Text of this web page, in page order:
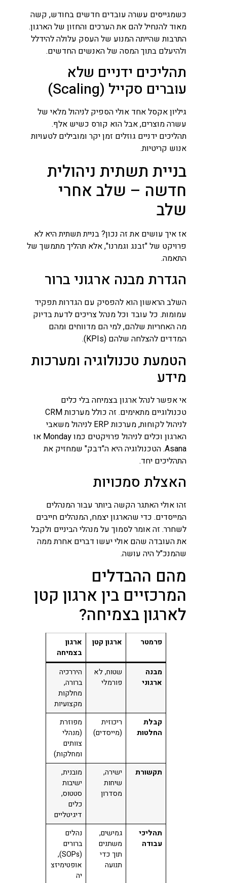
כשמגייסים עשרה עובדים חדשים בחודש, קשה
מאוד להנחיל להם את הערכים והחזון של הארגון.
התרבות שהייתה המנוע של העסק עלולה להידלל
ולהיעלם בתוך המסה של האנשים החדשים.
תהליכים ידניים שלא
עוברים סקייל (Scaling)
גיליון אקסל אחד אולי הספיק לניהול מלאי של
עשרה מוצרים, אבל הוא קורס כשיש אלף.
תהליכים ידניים גוזלים זמן יקר ומובילים לטעויות
אנוש קריטיות.
בניית תשתית ניהולית
חדשה – שלב אחרי
שלב
אז איך עושים את זה נכון? בניית תשתית היא לא
פרויקט של "זבנג וגמרנו", אלא תהליך מתמשך של
התאמה.
הגדרת מבנה ארגוני ברור
השלב הראשון הוא להפסיק עם הגדרות תפקיד
עמומות. כל עובד וכל מנהל צריכים לדעת בדיוק
מה האחריות שלהם, למי הם מדווחים ומהם
המדדים להצלחה שלהם (KPIs).
הטמעת טכנולוגיה ומערכות
מידע
אי אפשר לנהל ארגון בצמיחה בלי כלים
טכנולוגיים מתאימים. זה כולל מערכות CRM
לניהול לקוחות, מערכות ERP לניהול משאבי
הארגון וכלים לניהול פרויקטים כמו Monday או
Asana. הטכנולוגיה היא ה"דבק" שמחזיק את
התהליכים יחד.
האצלת סמכויות
זהו אולי האתגר הקשה ביותר עבור המנהלים
המייסדים. כדי שהארגון יצמח, המנהלים חייבים
לשחרר. זה אומר לסמוך על מנהלי הביניים ולקבל
את העובדה שהם אולי יעשו דברים אחרת ממה
שהמנכ"ל היה עושה.
מהם ההבדלים
המרכזיים בין ארגון קטן
לארגון בצמיחה?
פרמטר ארגון קטן
ארגון
בצמיחה
מבנה
ארגוני
שטוח, לא
פורמלי
היררכיה
ברורה,
מחלקות
מקצועיות
קבלת
החלטות
ריכוזית
(מייסדים)
מפוזרת
(מנהלי
צוותים
ומחלקות)
תקשורת
ישירה,
שיחות
מסדרון
מובנית,
ישיבות
סטטוס,
כלים
דיגיטליים
תהליכי
עבודה
גמישים,
משתנים
תוך כדי
תנועה
נהלים
ברורים
(SOPs),
אופטימיזצ
יה